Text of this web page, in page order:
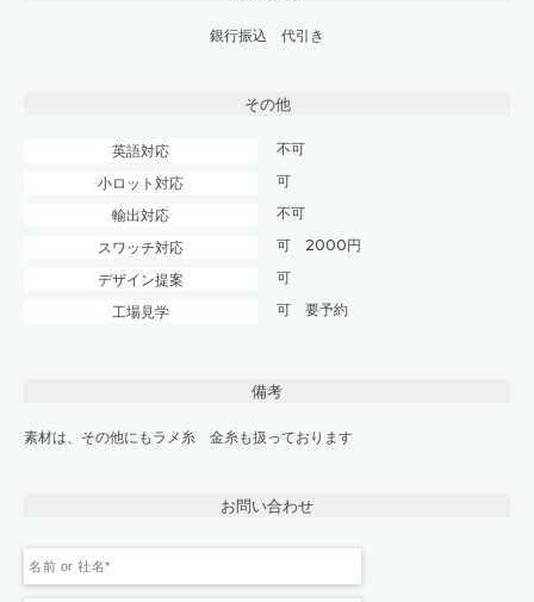
銀行振込 代引き
その他
英語対応
不可
小ロット対応
可
輸出対応
不可
スワッチ対応
可 2000円
デザイン提案
可
工場見学
可 要予約
備考
素材は、その他にもラメ糸 金糸も扱っております
お問い合わせ